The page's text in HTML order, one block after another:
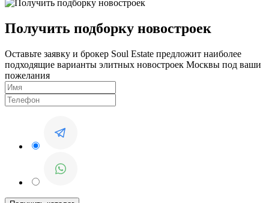
Получить подборку новостроек
Оставьте заявку и брокер Soul Estate предложит наиболее
подходящие варианты элитных новостроек Москвы под ваши
пожелания